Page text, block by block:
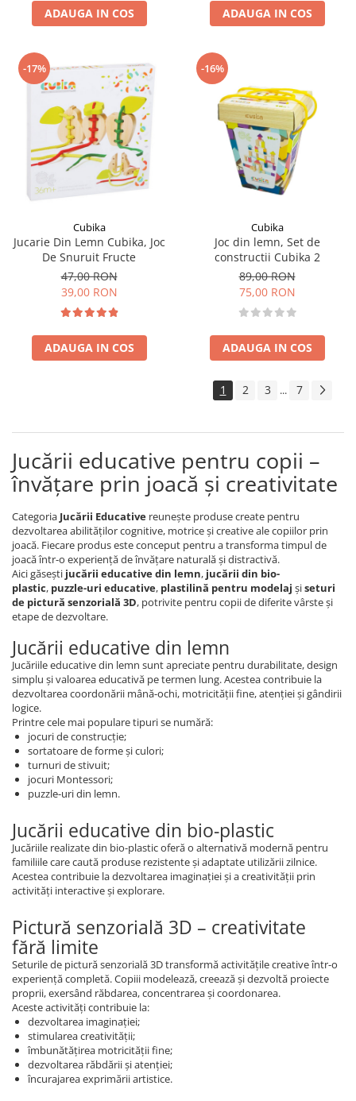
ADAUGA IN COS ADAUGA IN COS
-17%
Cubika
Jucarie Din Lemn Cubika, Joc
De Snuruit Fructe
47,00 RON
39,00 RON
ADAUGA IN COS
-16%
Cubika
Joc din lemn, Set de
constructii Cubika 2
89,00 RON
75,00 RON
ADAUGA IN COS
1 2 3 ... 7
Jucării educative pentru copii –
învățare prin joacă și creativitate
Categoria Jucării Educative reunește produse create pentru
dezvoltarea abilităților cognitive, motrice și creative ale copiilor prin
joacă. Fiecare produs este conceput pentru a transforma timpul de
joacă într-o experiență de învățare naturală și distractivă.
Aici găsești jucării educative din lemn, jucării din bio-
plastic, puzzle-uri educative, plastilină pentru modelaj șiseturi
de pictură senzorială 3D, potrivite pentru copii de diferite vârste și
etape de dezvoltare.
Jucării educative din lemn
Jucăriile educative din lemn sunt apreciate pentru durabilitate, design
simplu și valoarea educativă pe termen lung. Acestea contribuie la
dezvoltarea coordonării mână-ochi, motricității fine, atenției și gândirii
logice.
Printre cele mai populare tipuri se numără:
jocuri de construcție;
sortatoare de forme și culori;
turnuri de stivuit;
jocuri Montessori;
puzzle-uri din lemn.
Jucării educative din bio-plastic
Jucăriile realizate din bio-plastic oferă o alternativă modernă pentru
familiile care caută produse rezistente și adaptate utilizării zilnice.
Acestea contribuie la dezvoltarea imaginației și a creativității prin
activități interactive și explorare.
Pictură senzorială 3D – creativitate
fără limite
Seturile de pictură senzorială 3D transformă activitățile creative într-o
experiență completă. Copiii modelează, creează și dezvoltă proiecte
proprii, exersând răbdarea, concentrarea și coordonarea.
Aceste activități contribuie la:
dezvoltarea imaginației;
stimularea creativității;
îmbunătățirea motricității fine;
dezvoltarea răbdării și atenției;
încurajarea exprimării artistice.